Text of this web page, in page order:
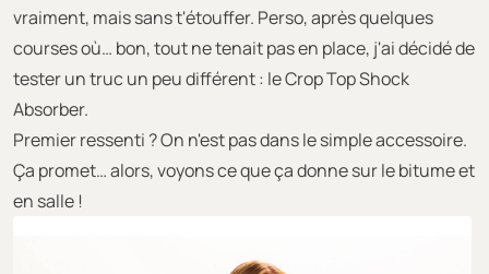
vraiment, mais sans t'étouffer. Perso, après quelques
courses où… bon, tout ne tenait pas en place, j'ai décidé de
tester un truc un peu différent : le Crop Top Shock
Absorber.
Premier ressenti ? On n'est pas dans le simple accessoire.
Ça promet… alors, voyons ce que ça donne sur le bitume et
en salle !